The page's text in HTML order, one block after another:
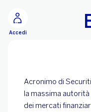
Accedi
Acronimo di
la massima
dei mercati